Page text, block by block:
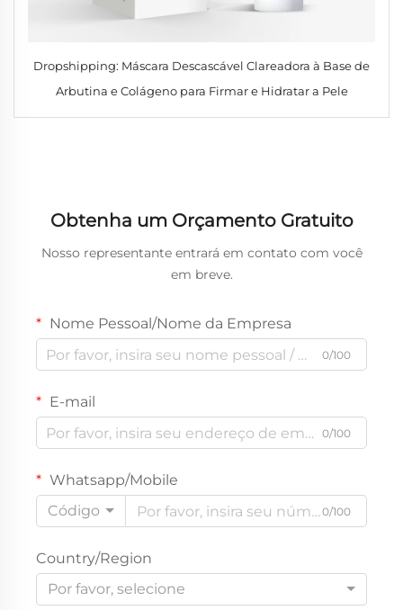
Dropshipping: Máscara Descascável Clareadora à Base de
Arbutina e Colágeno para Firmar e Hidratar a Pele
Obtenha um Orçamento Gratuito
Nosso representante entrará em contato com você
em breve.
Nome Pessoal/Nome da Empresa
0/100
E-mail
0/100
Whatsapp/Mobile
Código
0/100
Country/Region
Por favor, selecione